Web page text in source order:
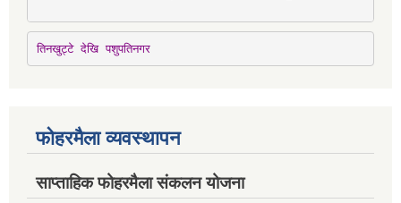
तिनखुट्टे देखि पशुपतिनगर
फोहरमैला व्यवस्थापन
साप्ताहिक फोहरमैला संकलन योजना